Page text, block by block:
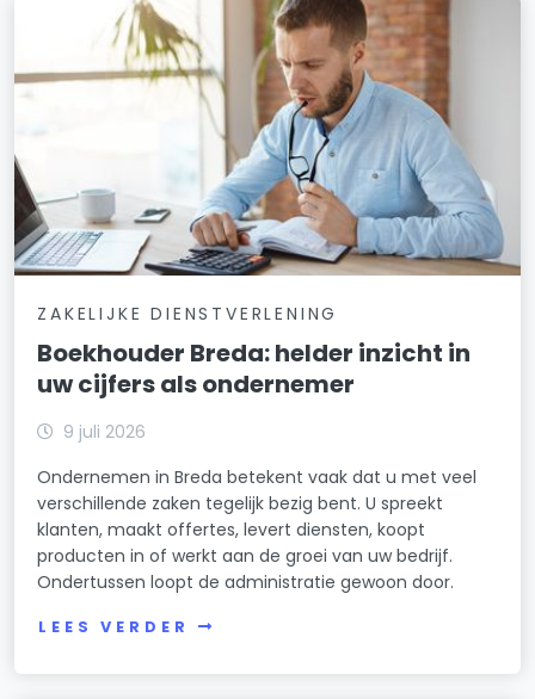
ZAKELIJKE DIENSTVERLENING
Boekhouder Breda: helder inzicht in
uw cijfers als ondernemer
9 juli 2026
Ondernemen in Breda betekent vaak dat u met veel
verschillende zaken tegelijk bezig bent. U spreekt
klanten, maakt offertes, levert diensten, koopt
producten in of werkt aan de groei van uw bedrijf.
Ondertussen loopt de administratie gewoon door.
LEES VERDER